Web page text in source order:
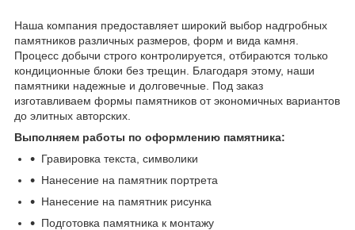
Наша компания предоставляет широкий выбор надгробных
памятников различных размеров, форм и вида камня.
Процесс добычи строго контролируется, отбираются только
кондиционные блоки без трещин. Благодаря этому, наши
памятники надежные и долговечные. Под заказ
изготавливаем формы памятников от экономичных вариантов
до элитных авторских.
Выполняем работы по оформлению памятника:
Гравировка текста, символики
Нанесение на памятник портрета
Нанесение на памятник рисунка
Подготовка памятника к монтажу